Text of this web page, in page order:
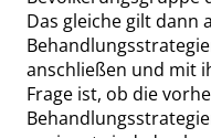
Das gleiche gilt dann
anschließen und mit
Frage ist, ob die